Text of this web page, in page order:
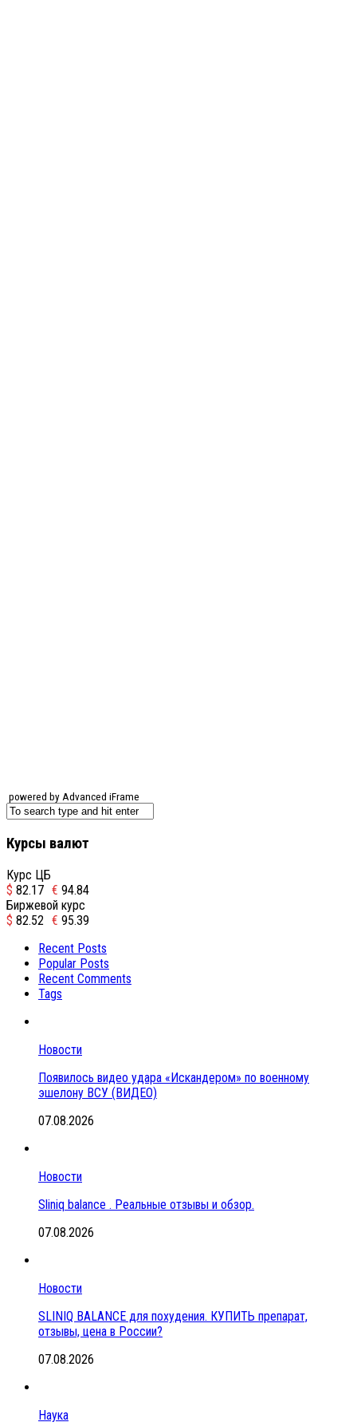
powered by Advanced iFrame
Курсы валют
Курс ЦБ
$ 82.17 € 94.84
Биржевой курс
$ 82.52 € 95.39
Recent Posts
Popular Posts
Recent Comments
Tags
Новости
Появилось видео удара «Искандером» по военному
эшелону ВСУ (ВИДЕО)
07.08.2026
Новости
Sliniq balance . Реальные отзывы и обзор.
07.08.2026
Новости
SLINIQ BALANCE для похудения. КУПИТЬ препарат,
отзывы, цена в России?
07.08.2026
Наука